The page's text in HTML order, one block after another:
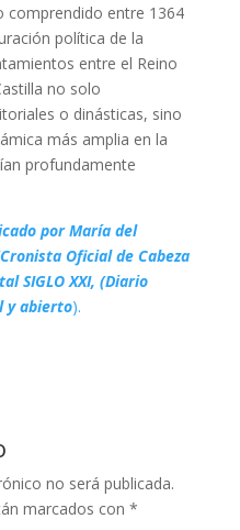
comprendido entre 1364
política de la
entre el Reino
no solo
o dinásticas, sino
más amplia en la
profundamente
por María del
Oficial de Cabeza
SIGLO XXI, (Diario
y abierto).
no será publicada.
marcados con *